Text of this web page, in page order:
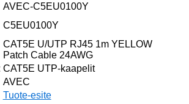
AVEC-C5EU0100Y
C5EU0100Y
CAT5E U/UTP RJ45 1m YELLOW
Patch Cable 24AWG
CAT5E UTP-kaapelit
AVEC
Tuote-esite